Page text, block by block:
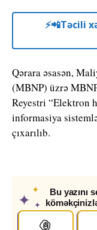
⚡️📲Təcili
Qərara əsasən,
(MBNP) üzrə
Reyestri “Elektron
informasiya
çıxarılıb.
✦
✦
✦
Bu yazını